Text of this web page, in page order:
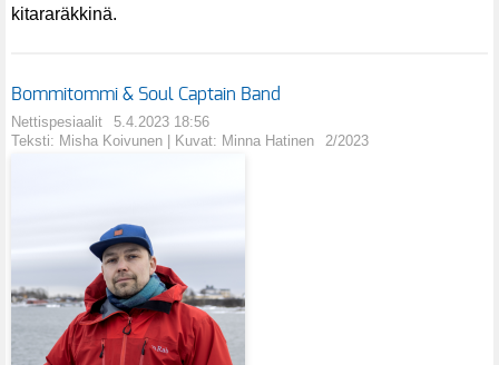
kitararäkkinä.
Bommitommi & Soul Captain Band
Nettispesiaalit
5.4.2023 18:56
Teksti: Misha Koivunen | Kuvat: Minna Hatinen
2/2023